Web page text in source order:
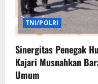
TNI/POLRI
Sinergitas Penegak
Kajari Musnahkan
Umum